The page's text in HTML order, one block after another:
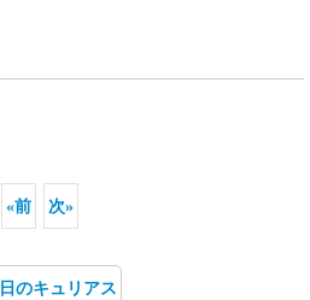
«前 次»
のキュリアス